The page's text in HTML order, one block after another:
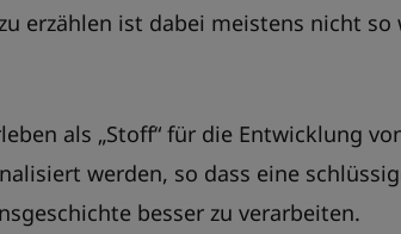
erzählen ist dabei meistens nicht
als „Stoff“ für die Entwicklung
werden, so dass eine
besser zu verarbeiten.